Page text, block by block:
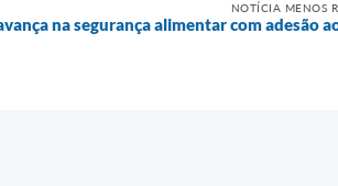
NOTÍCIA MENOS
na segurança alimentar com adesão